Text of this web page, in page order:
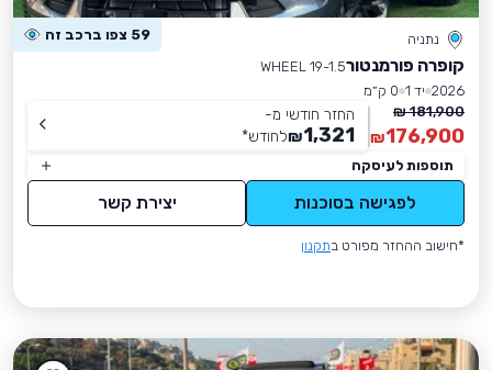
נתניה 59 צפו ברכב זה
קופרה פורמנטורWHEEL 19-1.5
2026 יד 1
0 ק״מ
181,900 ₪
176,900
₪
החזר חודשי מ-
1,321
₪לחודש*
תוספות לעיסקה
לפגישה בסוכנות יצירת קשר
*חישוב ההחזר מפורט בתקנון